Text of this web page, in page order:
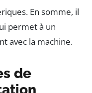
En somme, il
permet à un
avec la machine.
de